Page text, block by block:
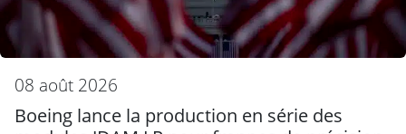
08 août 2026
Boeing lance la production en série des